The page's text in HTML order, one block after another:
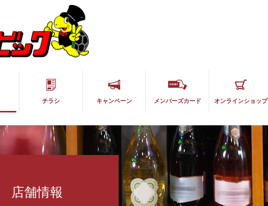
チラシ キャンペーン メンバーズカード オンラインショップ
店舗情報